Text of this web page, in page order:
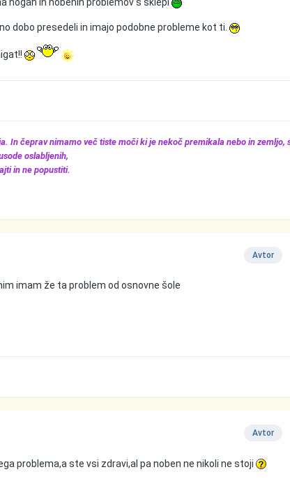
dobo presedeli in imajo podobne probleme kot ti.
In čeprav nimamo več tiste moči ki je nekoč premikala nebo in zemljo,
oslabljenih,
in ne popustiti.
Avtor
imam že ta problem od osnovne šole
Avtor
problema,a ste vsi zdravi,al pa noben ne nikoli ne stoji